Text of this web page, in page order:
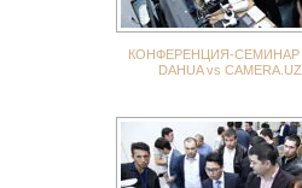
КОНФЕРЕНЦИЯ-СЕМИНАР
DAHUA vs CAMERA.UZ